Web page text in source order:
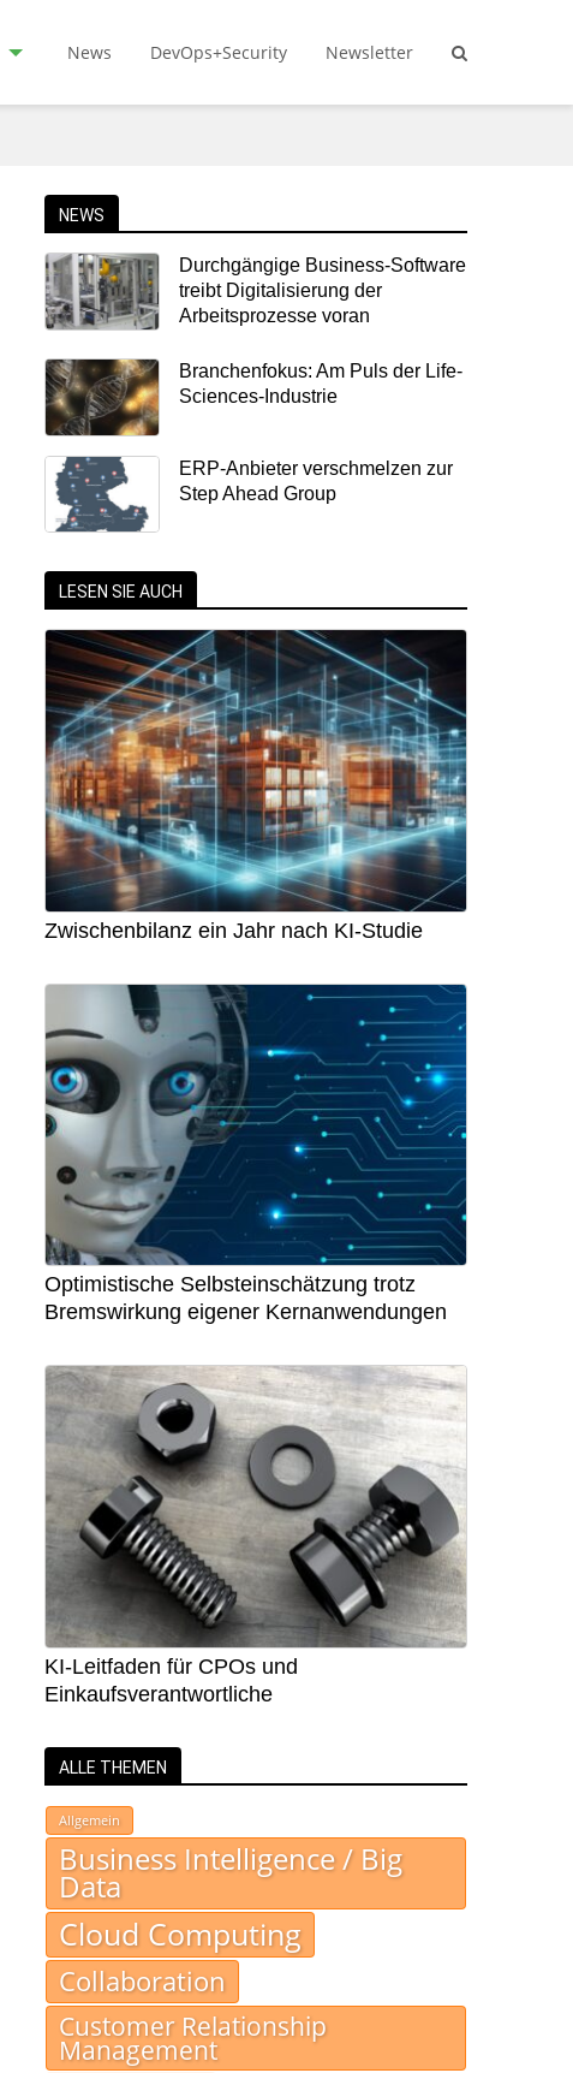
News DevOps+Security Newsletter
NEWS
Durchgängige Business-Software
treibt Digitalisierung der
Arbeitsprozesse voran
Branchenfokus: Am Puls der Life-
Sciences-Industrie
ERP-Anbieter verschmelzen zur
Step Ahead Group
LESEN SIE AUCH
Zwischenbilanz ein Jahr nach KI-Studie
Optimistische Selbsteinschätzung trotz
Bremswirkung eigener Kernanwendungen
KI-Leitfaden für CPOs und
Einkaufsverantwortliche
ALLE THEMEN
Allgemein
Business Intelligence / Big
Data
Cloud Computing
Collaboration
Customer Relationship
Management